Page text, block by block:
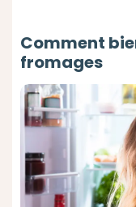
Comment
fromages